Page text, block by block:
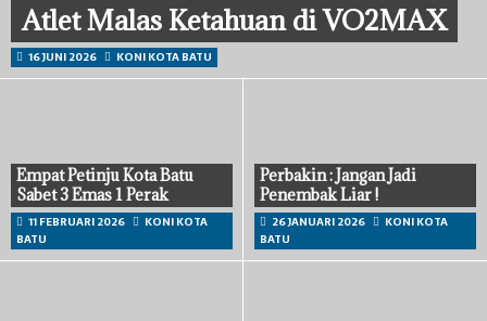
Atlet Malas Ketahuan di VO2MAX
16 JUNI 2026 KONI KOTA BATU
Empat Petinju Kota Batu
Sabet 3 Emas 1 Perak
11 FEBRUARI 2026
KONI KOTA
BATU
Perbakin : Jangan Jadi
Penembak Liar !
26 JANUARI 2026
KONI KOTA
BATU